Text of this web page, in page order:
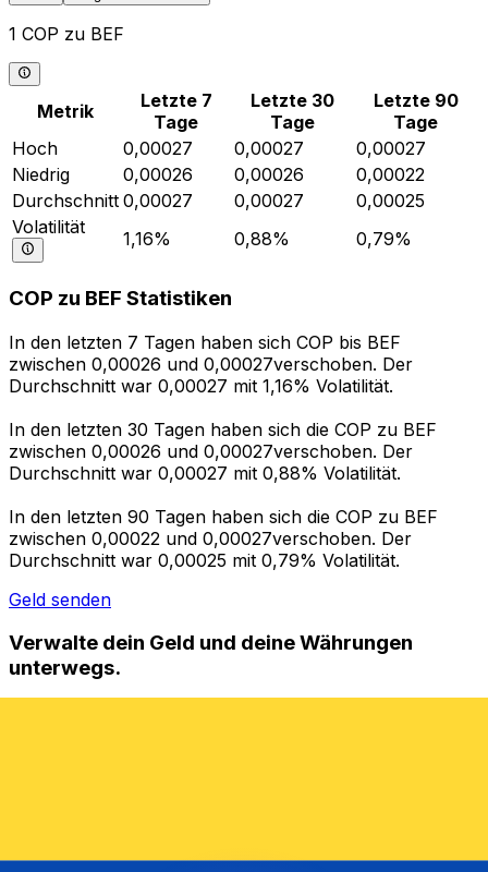
1 COP zu BEF
Metrik
Letzte 7
Tage
Letzte 30
Tage
Letzte 90
Tage
Hoch
0,00027 0,00027
0,00027
Niedrig
0,00026 0,00026
0,00022
Durchschnitt 0,00027 0,00027
0,00025
Volatilität
1,16% 0,88% 0,79%
COP zu BEF Statistiken
In den letzten 7 Tagen haben sich COP bis BEF
zwischen 0,00026 und 0,00027verschoben. Der
Durchschnitt war 0,00027 mit 1,16% Volatilität.
In den letzten 30 Tagen haben sich die COP zu BEF
zwischen 0,00026 und 0,00027verschoben. Der
Durchschnitt war 0,00027 mit 0,88% Volatilität.
In den letzten 90 Tagen haben sich die COP zu BEF
zwischen 0,00022 und 0,00027verschoben. Der
Durchschnitt war 0,00025 mit 0,79% Volatilität.
Geld senden
Verwalte dein Geld und deine Währungen
unterwegs.